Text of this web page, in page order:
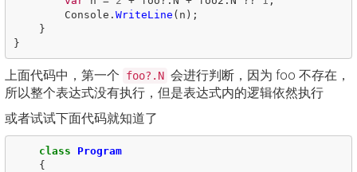
Console . WriteLine ( n );
}
}
上面代码中，第一个 foo?.N 会进行判断，因为 foo 不存在，
所以整个表达式没有执行，但是表达式内的逻辑依然执行
或者试试下面代码就知道了
class
Program
{